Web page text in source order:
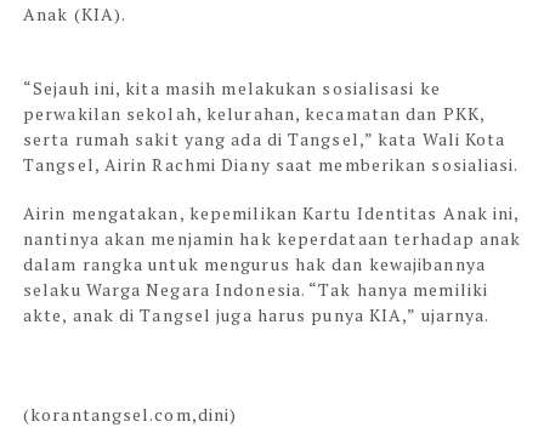
Anak (KIA).
“Sejauh ini, kita masih melakukan sosialisasi ke
perwakilan sekolah, kelurahan, kecamatan dan PKK,
serta rumah sakit yang ada di Tangsel,” kata Wali Kota
Tangsel, Airin Rachmi Diany saat memberikan sosialiasi.
Airin mengatakan, kepemilikan Kartu Identitas Anak ini,
nantinya akan menjamin hak keperdataan terhadap anak
dalam rangka untuk mengurus hak dan kewajibannya
selaku Warga Negara Indonesia. “Tak hanya memiliki
akte, anak di Tangsel juga harus punya KIA,” ujarnya.
(korantangsel.com,dini)